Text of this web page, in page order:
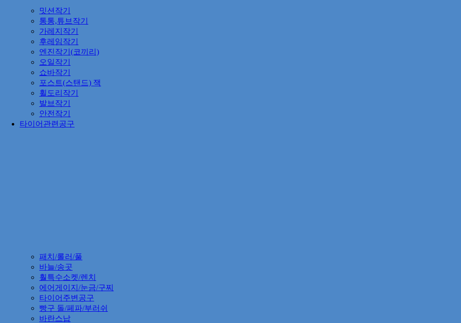
밋션작기
통통,튜브작기
가레지작기
후레임작기
엔진작기(코끼리)
오일작기
쇼바작기
포스트(스탠드) 잭
휠도리작기
발브작기
안전작기
타이어관련공구
패치/롤러/풀
바늘/송곳
훨특수소켓/렌치
에어게이지/눈금/구찌
타이어주변공구
빵구 돌/페파/부러쉬
바란스납